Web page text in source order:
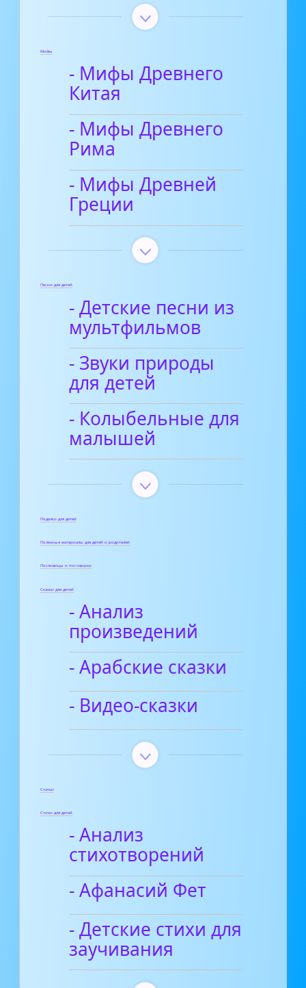
Мифы
- Мифы Древнего
Китая
- Мифы Древнего
Рима
- Мифы Древней
Греции
Песни для детей
- Детские песни из
мультфильмов
- Звуки природы
для детей
- Колыбельные для
малышей
Поделки для детей
Полезные материалы для детей и родителей
Пословицы и поговорки
Сказки для детей
- Анализ
произведений
- Арабские сказки
- Видео-сказки
Статьи
Стихи для детей
- Анализ
стихотворений
- Афанасий Фет
- Детские стихи для
заучивания